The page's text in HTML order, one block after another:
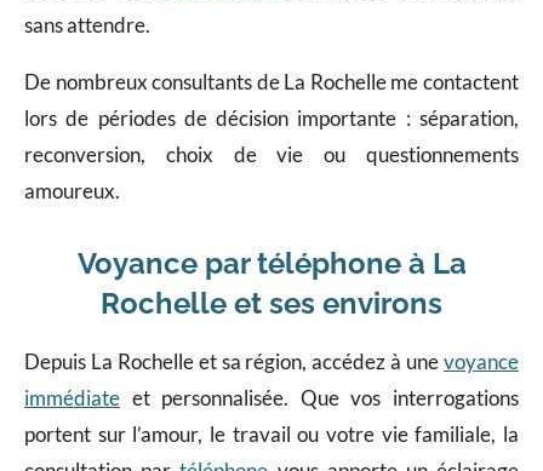
sans attendre.
De nombreux consultants de La Rochelle me contactent
lors de périodes de décision importante : séparation,
reconversion, choix de vie ou questionnements
amoureux.
Voyance par téléphone à La
Rochelle et ses environs
Depuis La Rochelle et sa région, accédez à une voyance
immédiate et personnalisée. Que vos interrogations
portent sur l’amour, le travail ou votre vie familiale, la